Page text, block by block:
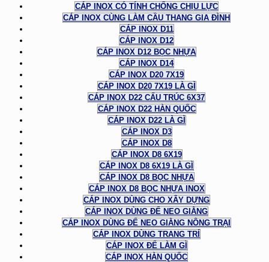
CÁP INOX CÓ TÍNH CHỐNG CHỊU LỰC
CÁP INOX CÙNG LÀM CẦU THANG GIA ĐÌNH
CÁP INOX D11
CÁP INOX D12
CÁP INOX D12 BỌC NHỰA
CÁP INOX D14
CÁP INOX D20 7X19
CÁP INOX D20 7X19 LÀ GÌ
CÁP INOX D22 CẤU TRÚC 6X37
CÁP INOX D22 HÀN QUỐC
CÁP INOX D22 LÀ GÌ
CÁP INOX D3
CÁP INOX D8
CÁP INOX D8 6X19
CÁP INOX D8 6X19 LÀ GÌ
CÁP INOX D8 BỌC NHỰA
CÁP INOX D8 BỌC NHỰA INOX
CÁP INOX DÙNG CHO XÂY DỰNG
CÁP INOX DÙNG ĐỂ NEO GIẰNG
CÁP INOX DÙNG ĐỂ NEO GIẰNG NÔNG TRẠI
CÁP INOX DÙNG TRANG TRÍ
CÁP INOX ĐỂ LÀM GÌ
CÁP INOX HÀN QUỐC